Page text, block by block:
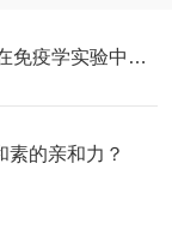
提升检测精度：羊抗人RBC在免疫学实验中的关键作用
素的亲和力？